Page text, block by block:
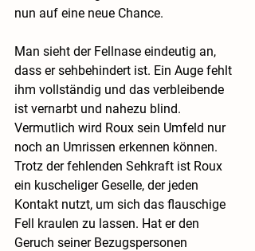
nun auf eine neue Chance.
Man sieht der Fellnase eindeutig an,
dass er sehbehindert ist. Ein Auge fehlt
ihm vollständig und das verbleibende
ist vernarbt und nahezu blind.
Vermutlich wird Roux sein Umfeld nur
noch an Umrissen erkennen können.
Trotz der fehlenden Sehkraft ist Roux
ein kuscheliger Geselle, der jeden
Kontakt nutzt, um sich das flauschige
Fell kraulen zu lassen. Hat er den
Geruch seiner Bezugspersonen